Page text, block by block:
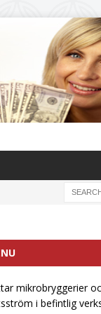
mikrobryggerier
i befintlig